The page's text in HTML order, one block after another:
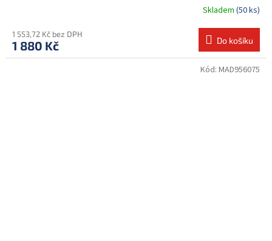
Skladem (50 ks)
1 553,72 Kč bez DPH
1 880 Kč Do košíku
Kód: MAD956075